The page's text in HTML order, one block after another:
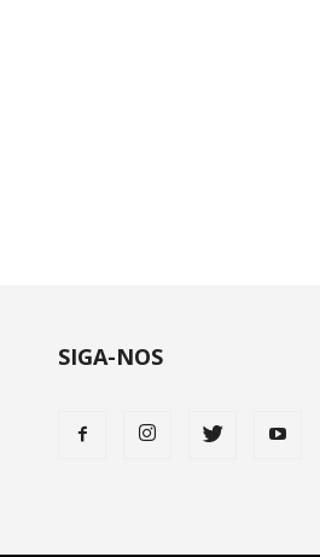
SIGA-NOS